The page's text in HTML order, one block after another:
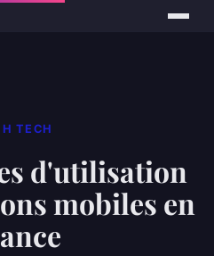
TECH
d'utilisation
mobiles en